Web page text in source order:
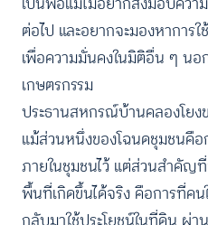
ต่อไป และอยากจะมองหาการ
เพื่อความมั่นคงในมิติอื่น ๆ นอ
เกษตรกรรม
ประธานสหกรณ์บ้านคลองโยง
แม้ส่วนหนึ่งของโฉนดชุมชนคื
ภายในชุมชนไว้ แต่ส่วนสำคัญ
พื้นที่เกิดขึ้นได้จริง คือการที่ค